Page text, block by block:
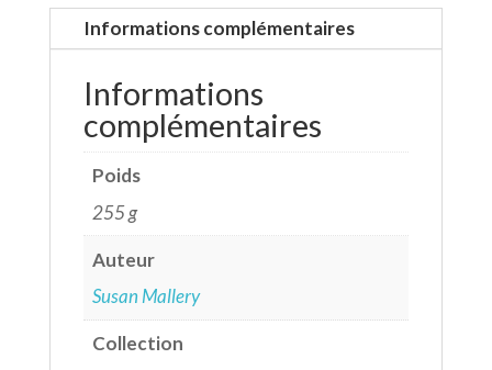
Informations complémentaires
Informations
complémentaires
Poids
255 g
Auteur
Susan Mallery
Collection